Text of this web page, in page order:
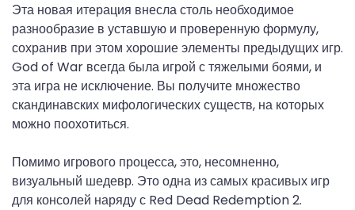
Эта новая итерация внесла столь необходимое
разнообразие в уставшую и проверенную формулу,
сохранив при этом хорошие элементы предыдущих игр.
God of War всегда была игрой с тяжелыми боями, и
эта игра не исключение. Вы получите множество
скандинавских мифологических существ, на которых
можно поохотиться.
Помимо игрового процесса, это, несомненно,
визуальный шедевр. Это одна из самых красивых игр
для консолей наряду с Red Dead Redemption 2.